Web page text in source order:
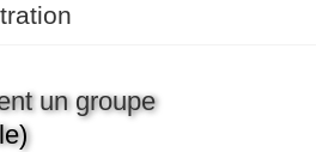
un groupe